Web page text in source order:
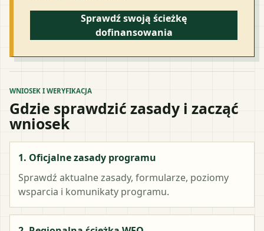
Sprawdź swoją ścieżkę
dofinansowania
WNIOSEK I WERYFIKACJA
Gdzie sprawdzić zasady i zacząć
wniosek
1. Oficjalne zasady programu
Sprawdź aktualne zasady, formularze, poziomy
wsparcia i komunikaty programu.